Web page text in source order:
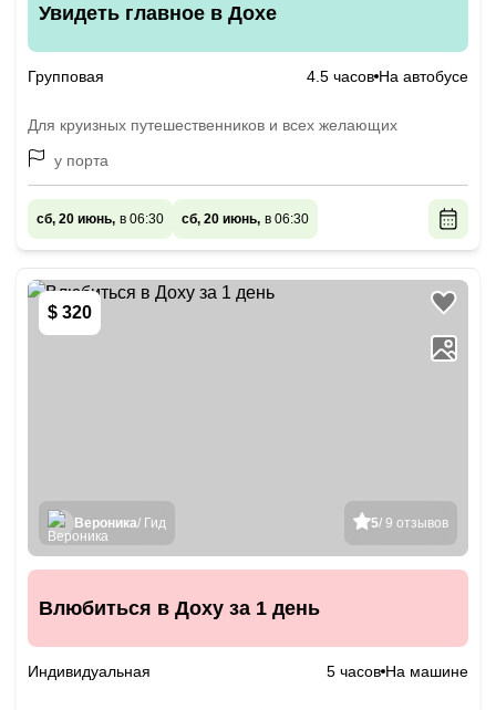
Увидеть главное в Дохе
Групповая 4.5 часов На автобусе
Для круизных путешественников и всех желающих
у порта
сб, 20 июнь, в 06:30 сб, 20 июнь, в 06:30
$ 320
5/ 9 отзывов
Вероника/ Гид
Влюбиться в Доху за 1 день
Индивидуальная 5 часов На машине